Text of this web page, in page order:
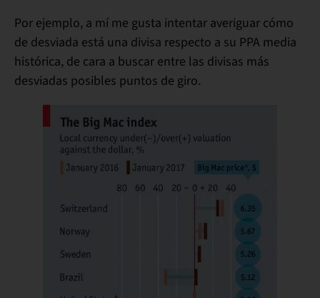
Por ejemplo, a mí me gusta intentar averiguar cómo
de desviada está una divisa respecto a su PPA media
histórica, de cara a buscar entre las divisas más
desviadas posibles puntos de giro.